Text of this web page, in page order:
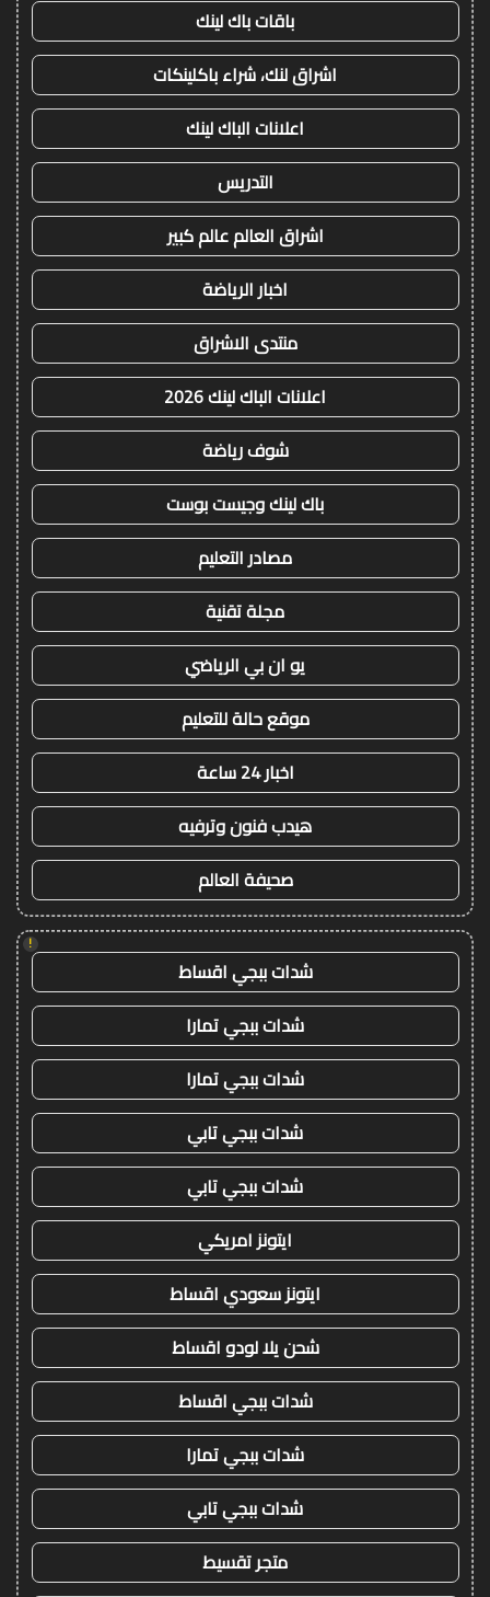
باقات باك لينك
اشراق لنك، شراء باكلينكات
اعلانات الباك لينك
التدريس
اشراق العالم عالم كبير
اخبار الرياضة
منتدى الاشراق
اعلانات الباك لينك 2026
شوف رياضة
باك لينك وجيست بوست
مصادر التعليم
مجلة تقنية
يو ان بي الرياضي
موقع حالة للتعليم
اخبار 24 ساعة
هيدب فنون وترفيه
صحيفة العالم
!
شدات ببجي اقساط
شدات ببجي تمارا
شدات ببجي تمارا
شدات ببجي تابي
شدات ببجي تابي
ايتونز امريكي
ايتونز سعودي اقساط
شحن يلا لودو اقساط
شدات ببجي اقساط
شدات ببجي تمارا
شدات ببجي تابي
متجر تقسيط